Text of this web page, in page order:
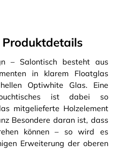
Produktdetails
– Salontisch besteht aus
in klarem Floatglas
Optiwhite Glas. Eine
ist dabei so
mitgelieferte Holzelement
Besondere daran ist, dass
können – so wird es
Erweiterung der oberen